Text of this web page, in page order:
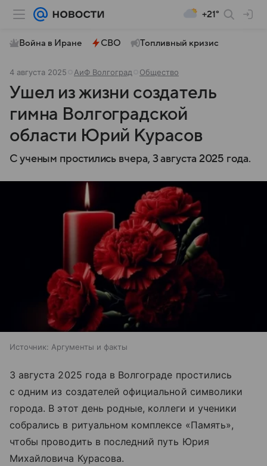
+21°
Война в Иране СВО Топливный кризис
4 августа 2025 АиФ Волгоград Общество
Ушел из жизни создатель
гимна Волгоградской
области Юрий Курасов
С ученым простились вчера, 3 августа 2025 года.
Источник: Аргументы и факты
3 августа 2025 года в Волгограде простились
с одним из создателей официальной символики
города. В этот день родные, коллеги и ученики
собрались в ритуальном комплексе «Память»,
чтобы проводить в последний путь Юрия
Михайловича Курасова.